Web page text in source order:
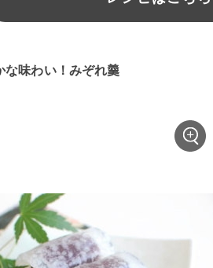
な味わい！みぞれ羹